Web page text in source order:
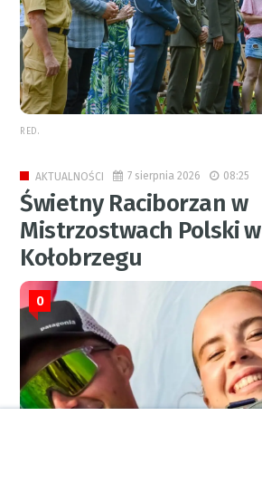
RED.
AKTUALNOŚCI 7 sierpnia 2026 08:25
Świetny Raciborzan w
Mistrzostwach Polski w
Kołobrzegu
0